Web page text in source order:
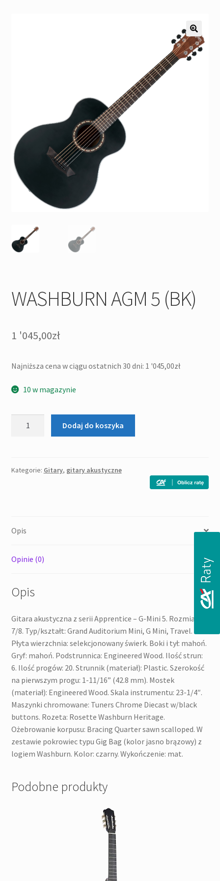
WASHBURN AGM 5 (BK)
1 '045,00zł
Najniższa cena w ciągu ostatnich 30 dni: 1 '045,00zł
10 w magazynie
(BK)
Dodaj do koszyka
Kategorie: Gitary, gitary akustyczne
Opis
Opinie (0)
Opis
Gitara akustyczna z serii Apprentice – G-Mini 5. Rozmiar:
7/8. Typ/kształt: Grand Auditorium Mini, G Mini, Travel.
Płyta wierzchnia: selekcjonowany świerk. Boki i tył: mahoń.
Gryf: mahoń. Podstrunnica: Engineered Wood. Ilość strun:
6. Ilość progów: 20. Strunnik (materiał): Plastic. Szerokość
na pierwszym progu: 1-11/16” (42.8 mm). Mostek
(materiał): Engineered Wood. Skala instrumentu: 23-1/4″.
Maszynki chromowane: Tuners Chrome Diecast w/black
buttons. Rozeta: Rosette Washburn Heritage.
Ożebrowanie korpusu: Bracing Quarter sawn scalloped. W
zestawie pokrowiec typu Gig Bag (kolor jasno brązowy) z
logiem Washburn. Kolor: czarny. Wykończenie: mat.
Podobne produkty